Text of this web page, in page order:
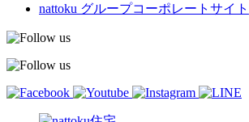
nattoku グループコーポレートサイト